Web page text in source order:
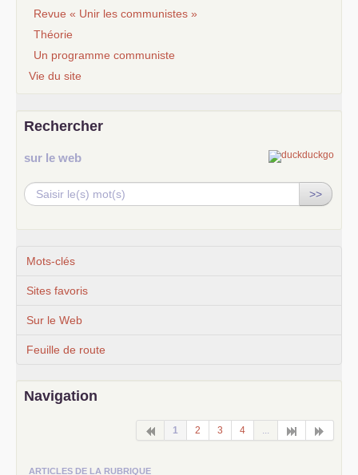
Revue « Unir les communistes »
Théorie
Un programme communiste
Vie du site
Rechercher
sur le web
>>
Mots-clés
Sites favoris
Sur le Web
Feuille de route
Navigation
1 2 3 4
ARTICLES DE LA RUBRIQUE